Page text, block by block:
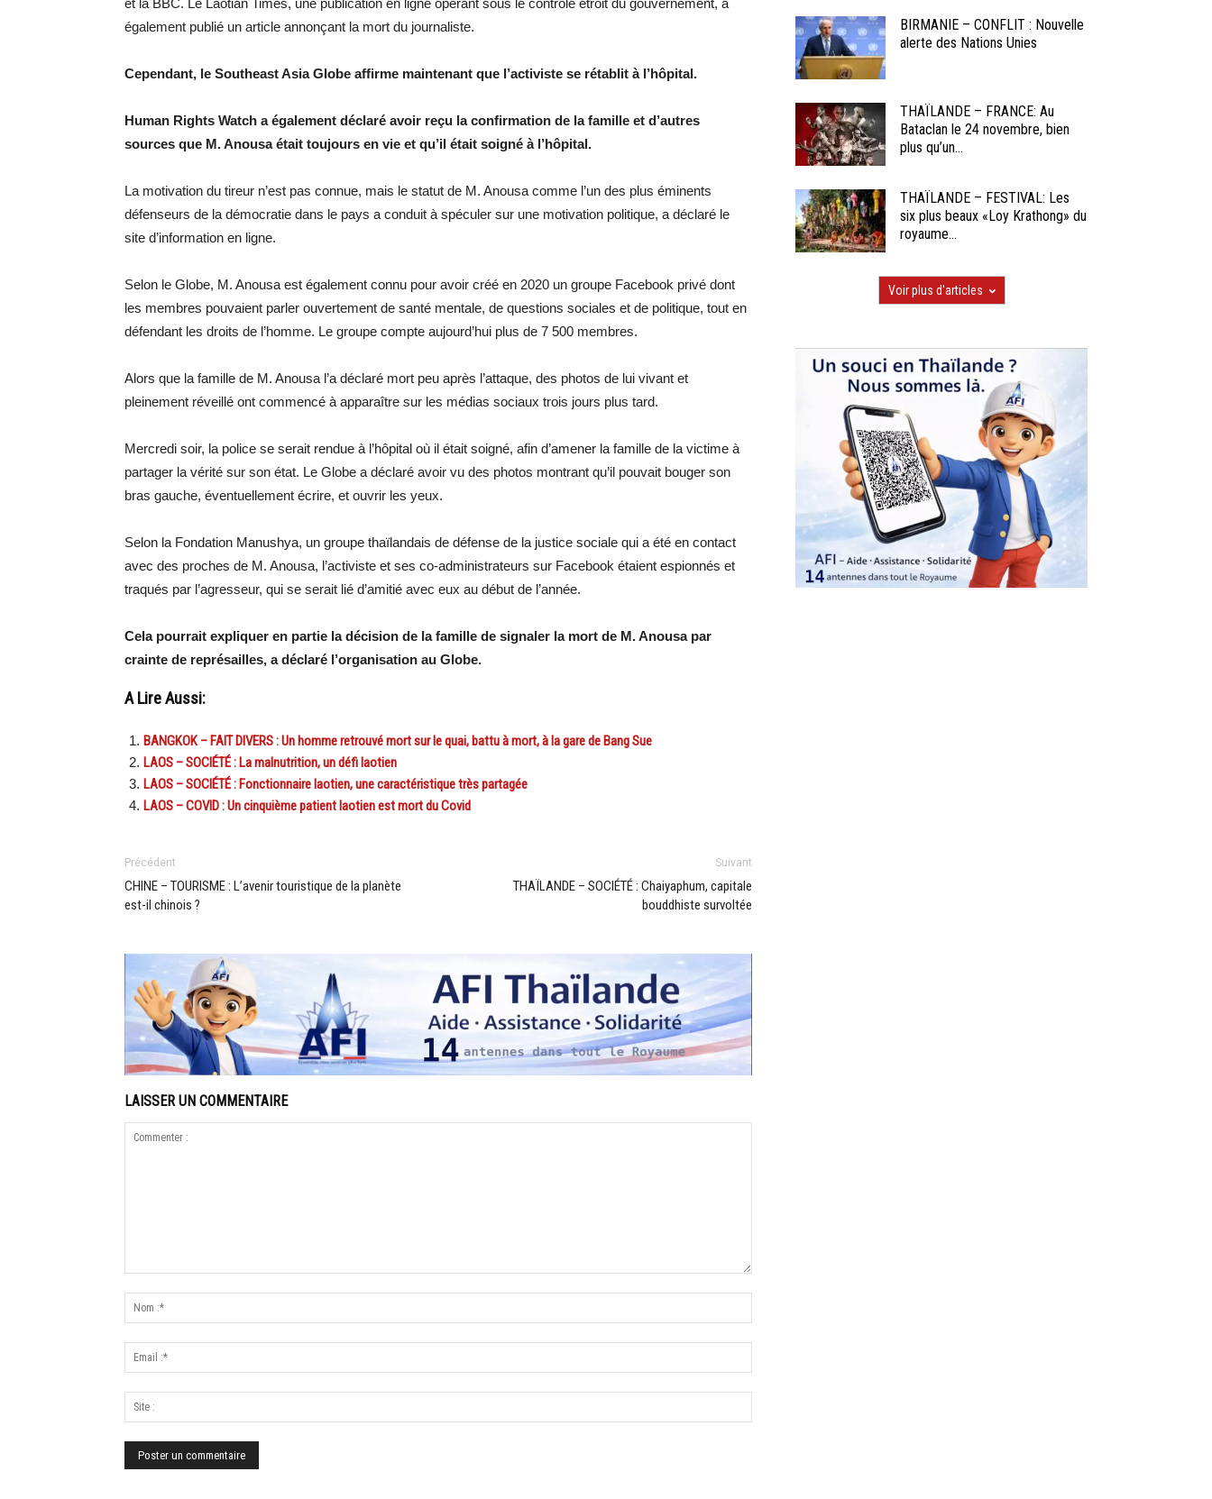
et la BBC. Le Laotian Times, une publication en ligne opérant sous le contrôle étroit du gouvernement, a
également publié un article annonçant la mort du journaliste.
Cependant, le Southeast Asia Globe affirme maintenant que l’activiste se rétablit à l’hôpital.
Human Rights Watch a également déclaré avoir reçu la confirmation de la famille et d’autres
sources que M. Anousa était toujours en vie et qu’il était soigné à l’hôpital.
La motivation du tireur n’est pas connue, mais le statut de M. Anousa comme l’un des plus éminents
défenseurs de la démocratie dans le pays a conduit à spéculer sur une motivation politique, a déclaré le
site d’information en ligne.
Selon le Globe, M. Anousa est également connu pour avoir créé en 2020 un groupe Facebook privé dont
les membres pouvaient parler ouvertement de santé mentale, de questions sociales et de politique, tout en
défendant les droits de l’homme. Le groupe compte aujourd’hui plus de 7 500 membres.
Alors que la famille de M. Anousa l’a déclaré mort peu après l’attaque, des photos de lui vivant et
pleinement réveillé ont commencé à apparaître sur les médias sociaux trois jours plus tard.
Mercredi soir, la police se serait rendue à l’hôpital où il était soigné, afin d’amener la famille de la victime à
partager la vérité sur son état. Le Globe a déclaré avoir vu des photos montrant qu’il pouvait bouger son
bras gauche, éventuellement écrire, et ouvrir les yeux.
Selon la Fondation Manushya, un groupe thaïlandais de défense de la justice sociale qui a été en contact
avec des proches de M. Anousa, l’activiste et ses co-administrateurs sur Facebook étaient espionnés et
traqués par l’agresseur, qui se serait lié d’amitié avec eux au début de l’année.
Cela pourrait expliquer en partie la décision de la famille de signaler la mort de M. Anousa par
crainte de représailles, a déclaré l’organisation au Globe.
A Lire Aussi:
BANGKOK – FAIT DIVERS : Un homme retrouvé mort sur le quai, battu à mort, à la gare de Bang Sue
LAOS – SOCIÉTÉ : La malnutrition, un défi laotien
LAOS – SOCIÉTÉ : Fonctionnaire laotien, une caractéristique très partagée
LAOS – COVID : Un cinquième patient laotien est mort du Covid
Précédent
CHINE – TOURISME : L’avenir touristique de la planète
est-il chinois ?
Suivant
THAÏLANDE – SOCIÉTÉ : Chaiyaphum, capitale
bouddhiste survoltée
LAISSER UN COMMENTAIRE
BIRMANIE – CONFLIT : Nouvelle
alerte des Nations Unies
THAÏLANDE – FRANCE: Au
Bataclan le 24 novembre, bien
plus qu’un...
THAÏLANDE – FESTIVAL: Les
six plus beaux «Loy Krathong» du
royaume...
Voir plus d'articles